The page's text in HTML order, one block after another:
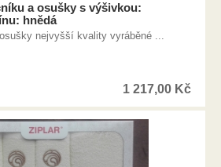
a osušky s výšivkou:
hnědá
nejvyšší kvality vyráběné ...
1 217,00 Kč